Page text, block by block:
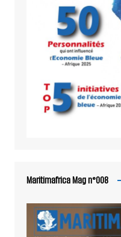
Maritimafrica Mag n°008